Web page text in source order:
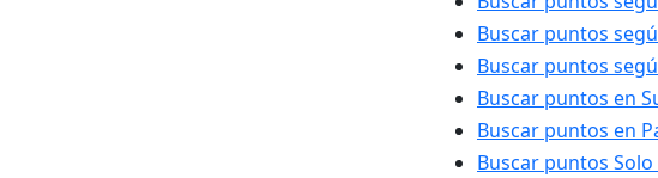
Buscar puntos
Buscar puntos
Buscar puntos en
Buscar puntos en
Buscar puntos Solo